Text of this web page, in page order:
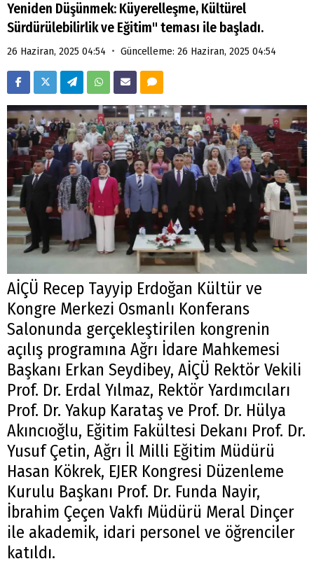
Yeniden Düşünmek: Küyerelleşme, Kültürel
Sürdürülebilirlik ve Eğitim" teması ile başladı.
26 Haziran, 2025 04:54 • Güncelleme: 26 Haziran, 2025 04:54
AİÇÜ Recep Tayyip Erdoğan Kültür ve
Kongre Merkezi Osmanlı Konferans
Salonunda gerçekleştirilen kongrenin
açılış programına Ağrı İdare Mahkemesi
Başkanı Erkan Seydibey, AİÇÜ Rektör Vekili
Prof. Dr. Erdal Yılmaz, Rektör Yardımcıları
Prof. Dr. Yakup Karataş ve Prof. Dr. Hülya
Akıncıoğlu, Eğitim Fakültesi Dekanı Prof. Dr.
Yusuf Çetin, Ağrı İl Milli Eğitim Müdürü
Hasan Kökrek, EJER Kongresi Düzenleme
Kurulu Başkanı Prof. Dr. Funda Nayir,
İbrahim Çeçen Vakfı Müdürü Meral Dinçer
ile akademik, idari personel ve öğrenciler
katıldı.